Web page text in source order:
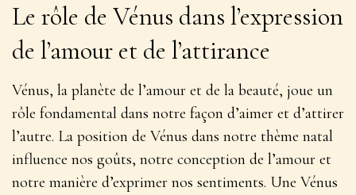
Le rôle de Vénus dans l’expression
de l’amour et de l’attirance
Vénus, la planète de l’amour et de la beauté, joue un
rôle fondamental dans notre façon d’aimer et d’attirer
l’autre. La position de Vénus dans notre thème natal
influence nos goûts, notre conception de l’amour et
notre manière d’exprimer nos sentiments. Une Vénus